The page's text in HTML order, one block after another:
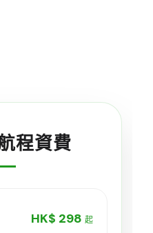
程資費
HK$ 298 起